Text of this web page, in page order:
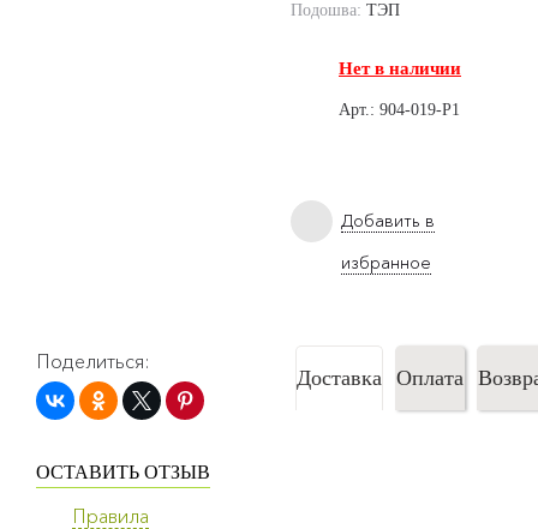
Подошва: ТЭП
Нет в наличии
Арт.: 904-019-P1
Добавить в
избранное
Поделиться:
ОСТАВИТЬ ОТЗЫВ
Правила
Доставка Оплата